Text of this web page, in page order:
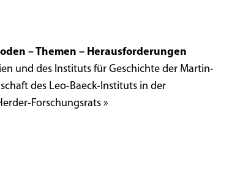
– Themen – Herausforderungen
und des Instituts für Geschichte der Martin-
des Leo-Baeck-Instituts in der
Forschungsrats »